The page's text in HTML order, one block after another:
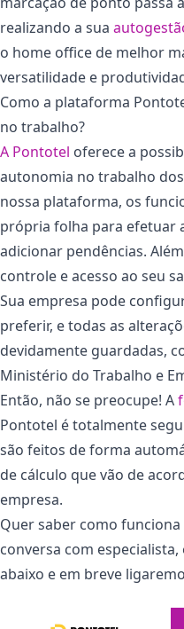
realizando a sua
o home office de melhor
versatilidade e
Como a plataforma
no trabalho?
A Pontotel oferece a
autonomia no trabalho
nossa plataforma, os
própria folha para efetuar
adicionar pendências.
controle e acesso ao seu
Sua empresa pode
preferir, e todas as
devidamente guardadas,
Ministério do Trabalho e
Então, não se preocupe! A
Pontotel é totalmente
são feitos de forma
de cálculo que vão de
empresa.
Quer saber como
conversa com
abaixo e em breve